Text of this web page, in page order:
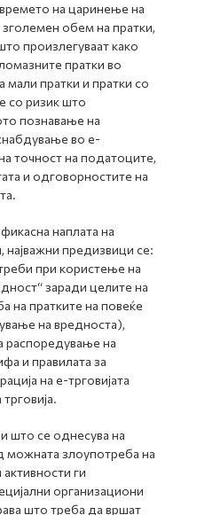
на царинење на
обем на пратки,
произлегуваат како
пратки во
мали пратки и пратки со
со ризик што
познавање на
во е-
точност на податоците,
и одговорностите на
наплата на
најважни предизвици се:
при користење на
заради целите на
на пратките на повеќе
на вредноста),
распоредување на
и правилата за
на е-трговијата
што се однесува на
можната злоупотреба на
ги
организациони
што треба да вршат